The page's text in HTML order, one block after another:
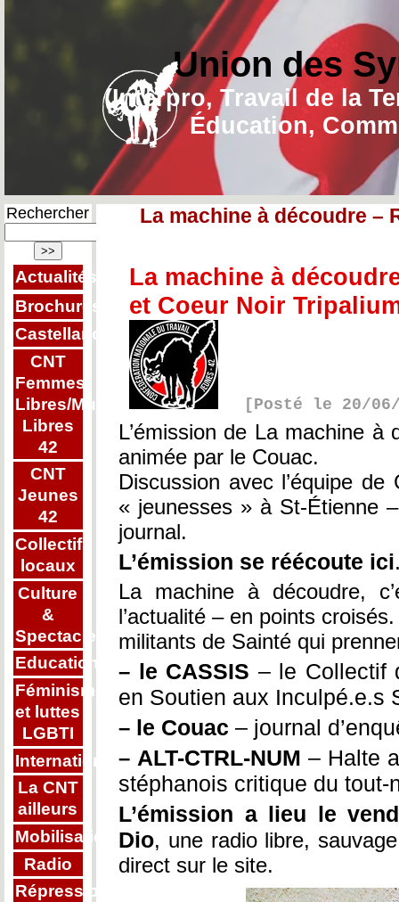
Union des
(Interpro, Travail de la
Éducation,
Rechercher
Actualités
Brochures
Castellano
CNT
Femmes
Libres/Mujeres
Libres
42
CNT
Jeunes
42
Collectifs
locaux
Culture
&
Spectacle
Education
Féminisme
et luttes
LGBTI
Internationalisme
La CNT
ailleurs
Mobilisations
Radio
Répression
La machine à découdre –
La machine à
et Coeur Noir
[Posté le 20/
L’émission de La machine
animée par le Couac.
Discussion avec l’équipe
« jeunesses » à St-Étienne
journal.
L’émission se réécoute ici
La machine à découdre,
l’actualité – en points
militants de Sainté qui
– le CASSIS – le Collectif
en Soutien aux Inculpé.e.s
– le Couac – journal
– ALT-CTRL-NUM – Halte
stéphanois critique du tout-
L’émission a lieu le
Dio, une radio libre,
direct sur le site.